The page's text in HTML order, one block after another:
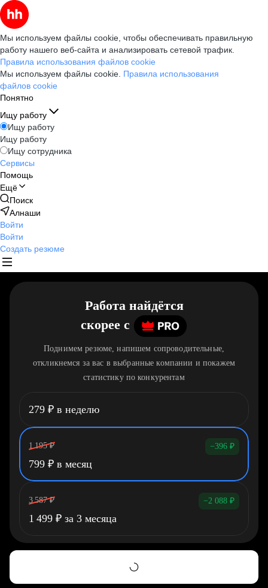
Мы используем файлы cookie, чтобы обеспечивать правильную
работу нашего веб-сайта и анализировать сетевой трафик.
Правила использования файлов cookie
Мы используем файлы cookie. Правила использования
файлов cookie
Понятно
Ищу работу
Ищу работу
Ищу работу
Ищу сотрудника
Сервисы
Помощь
Ещё
Поиск
Алнаши
Войти
Войти
Создать резюме
Работа найдётся
скорее c
Поднимем резюме, напишем сопроводительные,
откликнемся за вас в выбранные компании и покажем
статистику по конкурентам
279 ₽ в неделю
1 195 ₽ −396 ₽
799 ₽ в месяц
3 587 ₽ −2 088 ₽
1 499 ₽ за 3 месяца